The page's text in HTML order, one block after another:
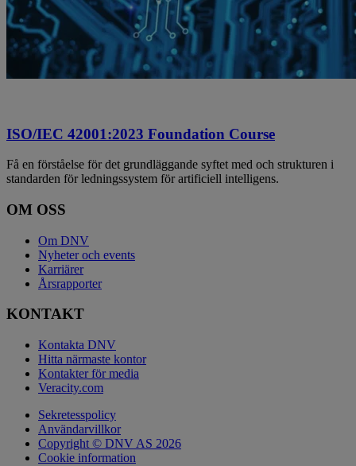
ISO/IEC 42001:2023 Foundation Course
Få en förståelse för det grundläggande syftet med och strukturen i
standarden för ledningssystem för artificiell intelligens.
OM OSS
Om DNV
Nyheter och events
Karriärer
Årsrapporter
KONTAKT
Kontakta DNV
Hitta närmaste kontor
Kontakter för media
Veracity.com
Sekretesspolicy
Användarvillkor
Copyright © DNV AS 2026
Cookie information